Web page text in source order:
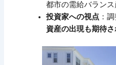
都市の需給バランス
投資家への視点 ：
資産の出現も期待